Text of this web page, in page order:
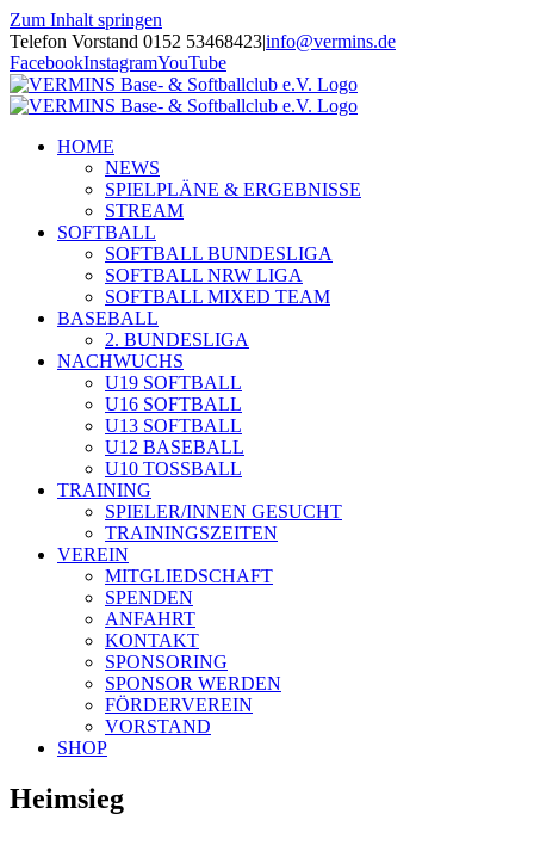
Zum Inhalt springen
Telefon Vorstand 0152 53468423|info@vermins.de
FacebookInstagramYouTube
HOME
NEWS
SPIELPLÄNE & ERGEBNISSE
STREAM
SOFTBALL
SOFTBALL BUNDESLIGA
SOFTBALL NRW LIGA
SOFTBALL MIXED TEAM
BASEBALL
2. BUNDESLIGA
NACHWUCHS
U19 SOFTBALL
U16 SOFTBALL
U13 SOFTBALL
U12 BASEBALL
U10 TOSSBALL
TRAINING
SPIELER/INNEN GESUCHT
TRAININGSZEITEN
VEREIN
MITGLIEDSCHAFT
SPENDEN
ANFAHRT
KONTAKT
SPONSORING
SPONSOR WERDEN
FÖRDERVEREIN
VORSTAND
SHOP
Heimsieg